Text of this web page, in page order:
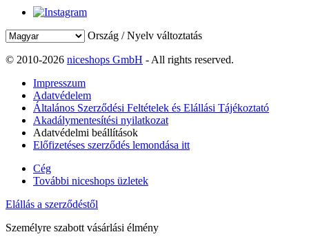
Ország / Nyelv változtatás
© 2010-2026 niceshops GmbH - All rights reserved.
Impresszum
Adatvédelem
Általános Szerződési Feltételek és Elállási Tájékoztató
Akadálymentesítési nyilatkozat
Adatvédelmi beállítások
Előfizetéses szerződés lemondása itt
Cég
További niceshops üzletek
Elállás a szerződéstől
Személyre szabott vásárlási élmény